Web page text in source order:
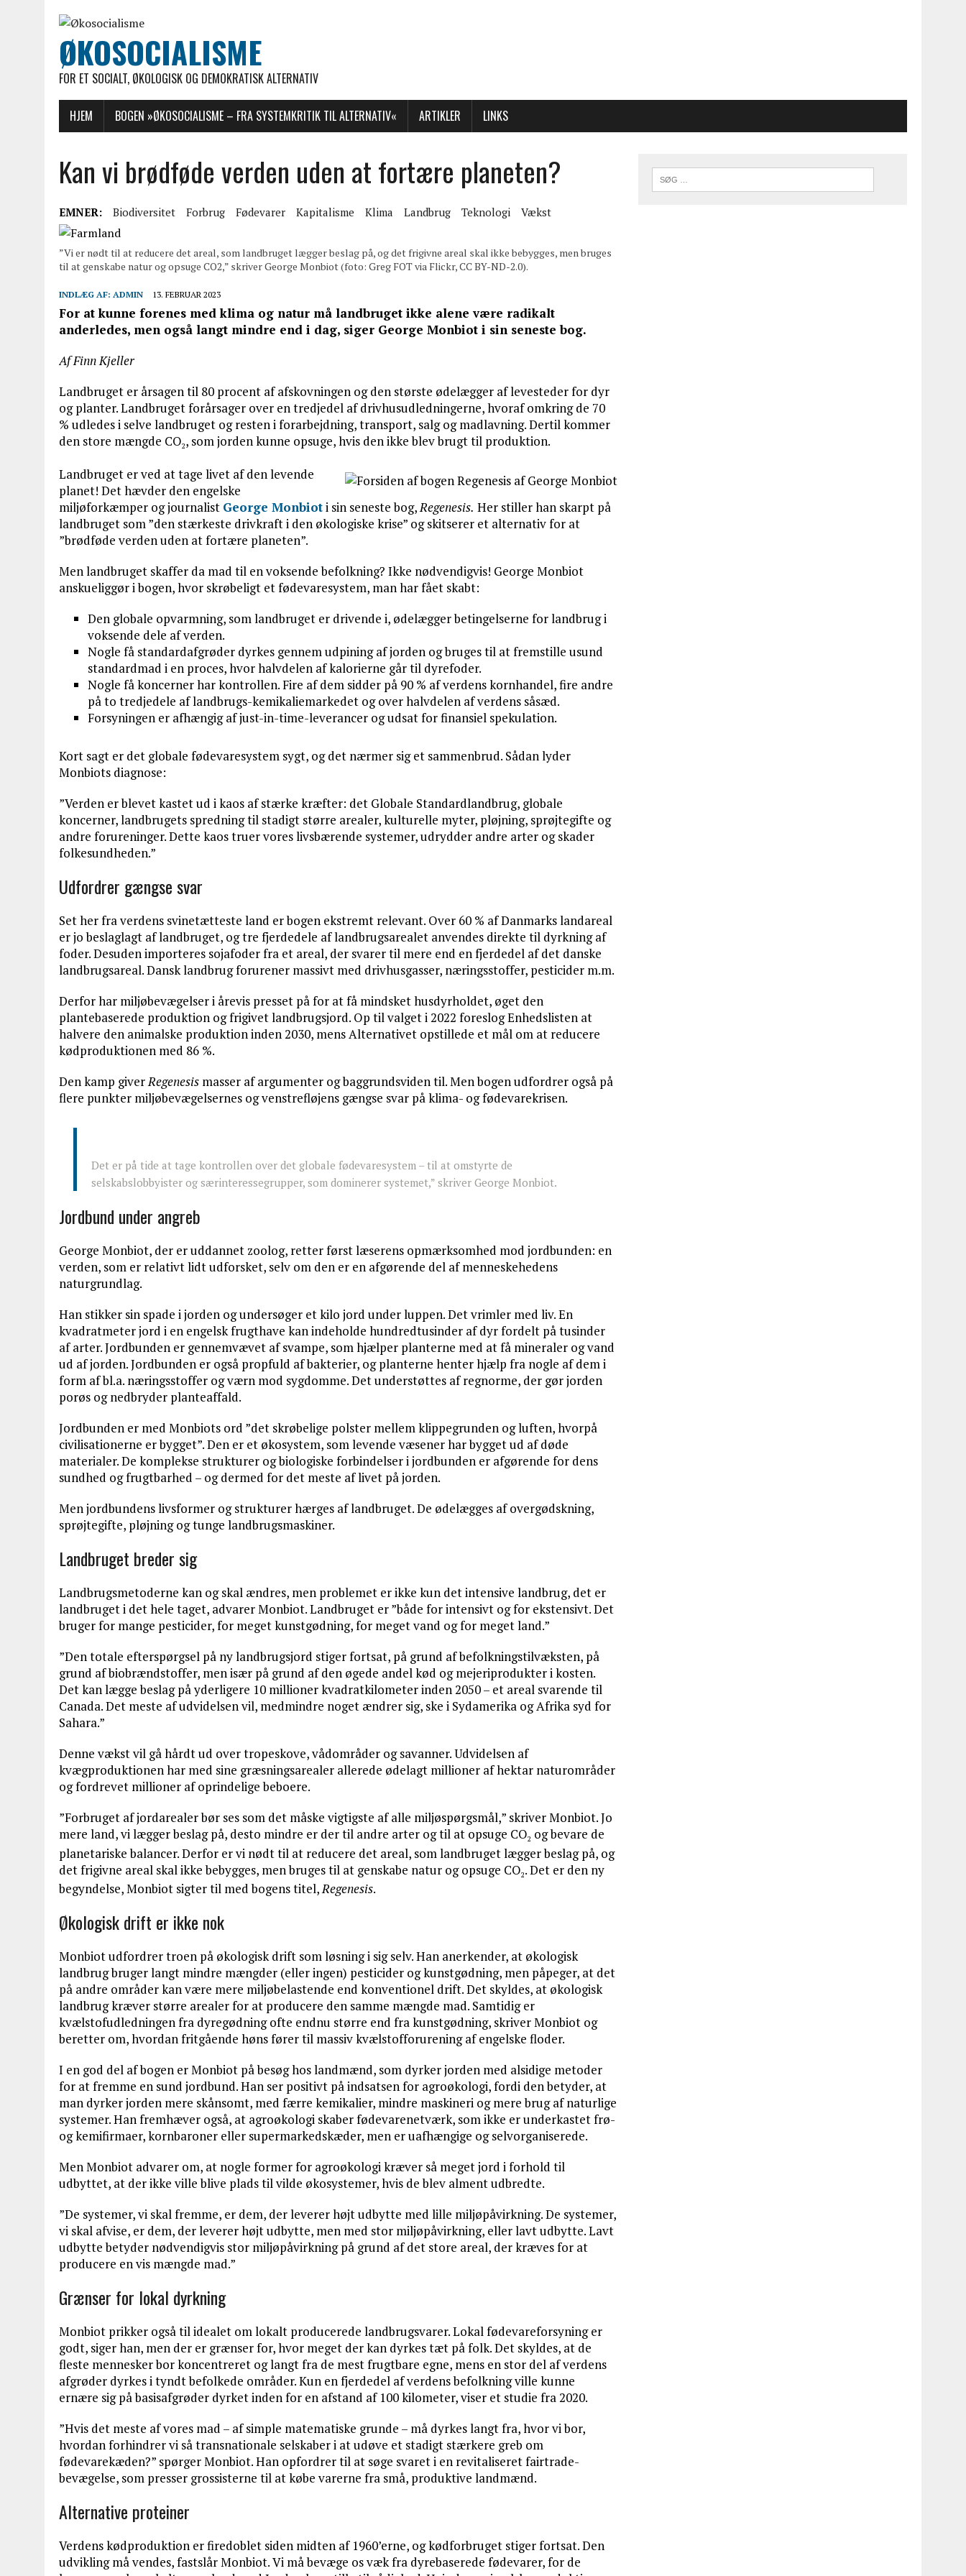
ØKOSOCIALISME
FOR ET SOCIALT, ØKOLOGISK OG DEMOKRATISK ALTERNATIV
HJEM BOGEN »ØKOSOCIALISME – FRA SYSTEMKRITIK TIL ALTERNATIV« ARTIKLER LINKS
Kan vi brødføde verden uden at fortære planeten?
EMNER: Biodiversitet Forbrug Fødevarer Kapitalisme Klima Landbrug Teknologi Vækst
”Vi er nødt til at reducere det areal, som landbruget lægger beslag på, og det frigivne areal skal ikke bebygges, men bruges
til at genskabe natur og opsuge CO2,” skriver George Monbiot (foto: Greg FOT via Flickr, CC BY-ND-2.0).
INDLÆG AF: ADMIN 13. FEBRUAR 2023
For at kunne forenes med klima og natur må landbruget ikke alene være radikalt
anderledes, men også langt mindre end i dag, siger George Monbiot i sin seneste bog.
Af Finn Kjeller
Landbruget er årsagen til 80 procent af afskovningen og den største ødelægger af levesteder for dyr
og planter. Landbruget forårsager over en tredjedel af drivhusudledningerne, hvoraf omkring de 70
% udledes i selve landbruget og resten i forarbejdning, transport, salg og madlavning. Dertil kommer
den store mængde CO2, som jorden kunne opsuge, hvis den ikke blev brugt til produktion.
Landbruget er ved at tage livet af den levende
planet! Det hævder den engelske
miljøforkæmper og journalist George Monbioti sin seneste bog,Regenesis. Her stiller han skarpt på
landbruget som ”den stærkeste drivkraft i den økologiske krise” og skitserer et alternativ for at
”brødføde verden uden at fortære planeten”.
Men landbruget skaffer da mad til en voksende befolkning? Ikke nødvendigvis! George Monbiot
anskueliggør i bogen, hvor skrøbeligt et fødevaresystem, man har fået skabt:
Den globale opvarmning, som landbruget er drivende i, ødelægger betingelserne for landbrug i
voksende dele af verden.
Nogle få standardafgrøder dyrkes gennem udpining af jorden og bruges til at fremstille usund
standardmad i en proces, hvor halvdelen af kalorierne går til dyrefoder.
Nogle få koncerner har kontrollen. Fire af dem sidder på 90 % af verdens kornhandel, fire andre
på to tredjedele af landbrugs-kemikaliemarkedet og over halvdelen af verdens såsæd.
Forsyningen er afhængig af just-in-time-leverancer og udsat for finansiel spekulation.
Kort sagt er det globale fødevaresystem sygt, og det nærmer sig et sammenbrud. Sådan lyder
Monbiots diagnose:
”Verden er blevet kastet ud i kaos af stærke kræfter: det Globale Standardlandbrug, globale
koncerner, landbrugets spredning til stadigt større arealer, kulturelle myter, pløjning, sprøjtegifte og
andre forureninger. Dette kaos truer vores livsbærende systemer, udrydder andre arter og skader
folkesundheden.”
Udfordrer gængse svar
Set her fra verdens svinetætteste land er bogen ekstremt relevant. Over 60 % af Danmarks landareal
er jo beslaglagt af landbruget, og tre fjerdedele af landbrugsarealet anvendes direkte til dyrkning af
foder. Desuden importeres sojafoder fra et areal, der svarer til mere end en fjerdedel af det danske
landbrugsareal. Dansk landbrug forurener massivt med drivhusgasser, næringsstoffer, pesticider m.m.
Derfor har miljøbevægelser i årevis presset på for at få mindsket husdyrholdet, øget den
plantebaserede produktion og frigivet landbrugsjord. Op til valget i 2022 foreslog Enhedslisten at
halvere den animalske produktion inden 2030, mens Alternativet opstillede et mål om at reducere
kødproduktionen med 86 %.
Den kamp giverRegenesis masser af argumenter og baggrundsviden til. Men bogen udfordrer også på
flere punkter miljøbevægelsernes og venstrefløjens gængse svar på klima- og fødevarekrisen.
Det er på tide at tage kontrollen over det globale fødevaresystem – til at omstyrte de
selskabslobbyister og særinteressegrupper, som dominerer systemet,” skriver George Monbiot.
Jordbund under angreb
George Monbiot, der er uddannet zoolog, retter først læserens opmærksomhed mod jordbunden: en
verden, som er relativt lidt udforsket, selv om den er en afgørende del af menneskehedens
naturgrundlag.
Han stikker sin spade i jorden og undersøger et kilo jord under luppen. Det vrimler med liv. En
kvadratmeter jord i en engelsk frugthave kan indeholde hundredtusinder af dyr fordelt på tusinder
af arter. Jordbunden er gennemvævet af svampe, som hjælper planterne med at få mineraler og vand
ud af jorden. Jordbunden er også propfuld af bakterier, og planterne henter hjælp fra nogle af dem i
form af bl.a. næringsstoffer og værn mod sygdomme. Det understøttes af regnorme, der gør jorden
porøs og nedbryder planteaffald.
Jordbunden er med Monbiots ord ”det skrøbelige polster mellem klippegrunden og luften, hvorpå
civilisationerne er bygget”. Den er et økosystem, som levende væsener har bygget ud af døde
materialer. De komplekse strukturer og biologiske forbindelser i jordbunden er afgørende for dens
sundhed og frugtbarhed – og dermed for det meste af livet på jorden.
Men jordbundens livsformer og strukturer hærges af landbruget. De ødelægges af overgødskning,
sprøjtegifte, pløjning og tunge landbrugsmaskiner.
Landbruget breder sig
Landbrugsmetoderne kan og skal ændres, men problemet er ikke kun det intensive landbrug, det er
landbruget i det hele taget, advarer Monbiot. Landbruget er ”både for intensivt og for ekstensivt. Det
bruger for mange pesticider, for meget kunstgødning, for meget vand og for meget land.”
”Den totale efterspørgsel på ny landbrugsjord stiger fortsat, på grund af befolkningstilvæksten, på
grund af biobrændstoffer, men især på grund af den øgede andel kød og mejeriprodukter i kosten.
Det kan lægge beslag på yderligere 10 millioner kvadratkilometer inden 2050 – et areal svarende til
Canada. Det meste af udvidelsen vil, medmindre noget ændrer sig, ske i Sydamerika og Afrika syd for
Sahara.”
Denne vækst vil gå hårdt ud over tropeskove, vådområder og savanner. Udvidelsen af
kvægproduktionen har med sine græsningsarealer allerede ødelagt millioner af hektar naturområder
og fordrevet millioner af oprindelige beboere.
”Forbruget af jordarealer bør ses som det måske vigtigste af alle miljøspørgsmål,” skriver Monbiot. Jo
mere land, vi lægger beslag på, desto mindre er der til andre arter og til at opsuge CO2 og bevare de
planetariske balancer. Derfor er vi nødt til at reducere det areal, som landbruget lægger beslag på, og
det frigivne areal skal ikke bebygges, men bruges til at genskabe natur og opsuge CO2. Det er den ny
begyndelse, Monbiot sigter til med bogens titel,Regenesis.
Økologisk drift er ikke nok
Monbiot udfordrer troen på økologisk drift som løsning i sig selv. Han anerkender, at økologisk
landbrug bruger langt mindre mængder (eller ingen) pesticider og kunstgødning, men påpeger, at det
på andre områder kan være mere miljøbelastende end konventionel drift. Det skyldes, at økologisk
landbrug kræver større arealer for at producere den samme mængde mad. Samtidig er
kvælstofudledningen fra dyregødning ofte endnu større end fra kunstgødning, skriver Monbiot og
beretter om, hvordan fritgående høns fører til massiv kvælstofforurening af engelske floder.
I en god del af bogen er Monbiot på besøg hos landmænd, som dyrker jorden med alsidige metoder
for at fremme en sund jordbund. Han ser positivt på indsatsen for agroøkologi, fordi den betyder, at
man dyrker jorden mere skånsomt, med færre kemikalier, mindre maskineri og mere brug af naturlige
systemer. Han fremhæver også, at agroøkologi skaber fødevarenetværk, som ikke er underkastet frø-
og kemifirmaer, kornbaroner eller supermarkedskæder, men er uafhængige og selvorganiserede.
Men Monbiot advarer om, at nogle former for agroøkologi kræver så meget jord i forhold til
udbyttet, at der ikke ville blive plads til vilde økosystemer, hvis de blev alment udbredte.
”De systemer, vi skal fremme, er dem, der leverer højt udbytte med lille miljøpåvirkning. De systemer,
vi skal afvise, er dem, der leverer højt udbytte, men med stor miljøpåvirkning, eller lavt udbytte. Lavt
udbytte betyder nødvendigvis stor miljøpåvirkning på grund af det store areal, der kræves for at
producere en vis mængde mad.”
Grænser for lokal dyrkning
Monbiot prikker også til idealet om lokalt producerede landbrugsvarer. Lokal fødevareforsyning er
godt, siger han, men der er grænser for, hvor meget der kan dyrkes tæt på folk. Det skyldes, at de
fleste mennesker bor koncentreret og langt fra de mest frugtbare egne, mens en stor del af verdens
afgrøder dyrkes i tyndt befolkede områder. Kun en fjerdedel af verdens befolkning ville kunne
ernære sig på basisafgrøder dyrket inden for en afstand af 100 kilometer, viser et studie fra 2020.
”Hvis det meste af vores mad – af simple matematiske grunde – må dyrkes langt fra, hvor vi bor,
hvordan forhindrer vi så transnationale selskaber i at udøve et stadigt stærkere greb om
fødevarekæden?” spørger Monbiot. Han opfordrer til at søge svaret i en revitaliseret fairtrade-
bevægelse, som presser grossisterne til at købe varerne fra små, produktive landmænd.
Alternative proteiner
Verdens kødproduktion er firedoblet siden midten af 1960’erne, og kødforbruget stiger fortsat. Den
udvikling må vendes, fastslår Monbiot. Vi må bevæge os væk fra dyrebaserede fødevarer, for de